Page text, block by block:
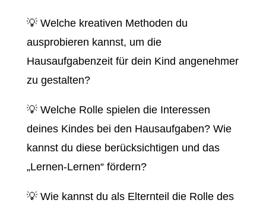
💡 Welche kreativen Methoden du
ausprobieren kannst, um die
Hausaufgabenzeit für dein Kind angenehmer
zu gestalten?
💡 Welche Rolle spielen die Interessen
deines Kindes bei den Hausaufgaben? Wie
kannst du diese berücksichtigen und das
„Lernen-Lernen“ fördern?
💡 Wie kannst du als Elternteil die Rolle des